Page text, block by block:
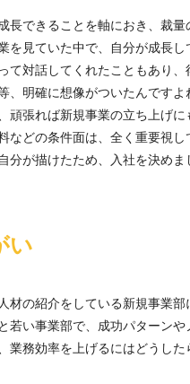
長できることを軸におき、裁
を見ていた中で、自分が成長
て対話してくれたこともあり
、明確に想像がついたんです
頑張れば新規事業の立ち上げに
などの条件面は、全く重要視
分が描けたため、入社を決めま
い
材の紹介をしている新規事業部
若い事業部で、成功パターン
業務効率を上げるにはどうし